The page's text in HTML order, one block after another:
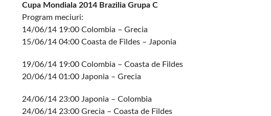
Cupa Mondiala 2014 Brazilia Grupa C
Program meciuri:
14/06/14 19:00 Colombia – Grecia
15/06/14 04:00 Coasta de Fildes – Japonia
19/06/14 19:00 Colombia – Coasta de Fildes
20/06/14 01:00 Japonia – Grecia
24/06/14 23:00 Japonia – Colombia
24/06/14 23:00 Grecia – Coasta de Fildes